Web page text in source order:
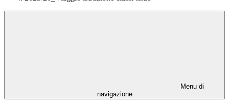
Menu di
navigazione